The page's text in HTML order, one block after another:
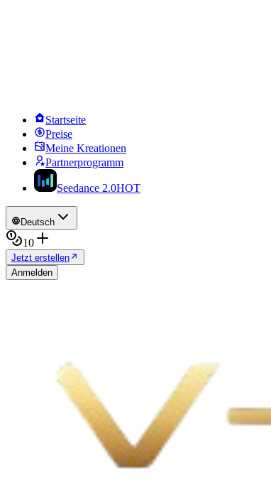
Startseite
Preise
Meine Kreationen
Partnerprogramm
Seedance 2.0HOT
Deutsch
10
Jetzt erstellen
Anmelden